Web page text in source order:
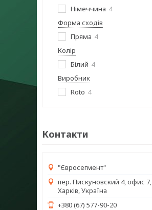
Німеччина 4
Форма сходів
Пряма 4
Колір
Білий 4
Виробник
Roto 4
Контакти
"Євросегмент"
пер. Пискуновский 4, офис 7,
Харків, Україна
+380 (67) 577-90-20